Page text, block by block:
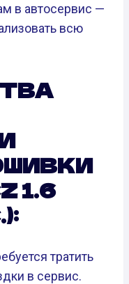
в автосервис —
всю
1.6
тратить
в сервис.